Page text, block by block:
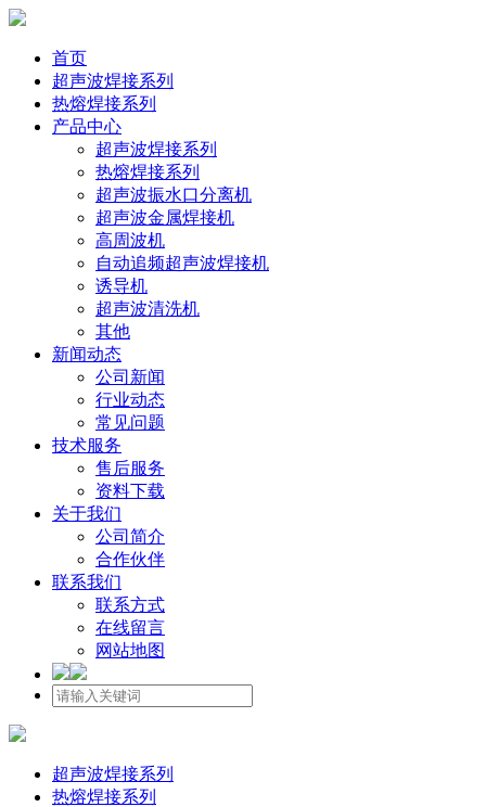
首页
超声波焊接系列
热熔焊接系列
产品中心
超声波焊接系列
热熔焊接系列
超声波振水口分离机
超声波金属焊接机
高周波机
自动追频超声波焊接机
诱导机
超声波清洗机
其他
新闻动态
公司新闻
行业动态
常见问题
技术服务
售后服务
资料下载
关于我们
公司简介
合作伙伴
联系我们
联系方式
在线留言
网站地图
超声波焊接系列
热熔焊接系列